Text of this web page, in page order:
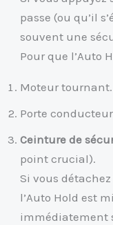
passe (ou qu’il
souvent une
Pour que l’Auto
Moteur tournant.
Porte
Ceinture de
point crucial).
Si vous
l’Auto Hold est
immédiatement